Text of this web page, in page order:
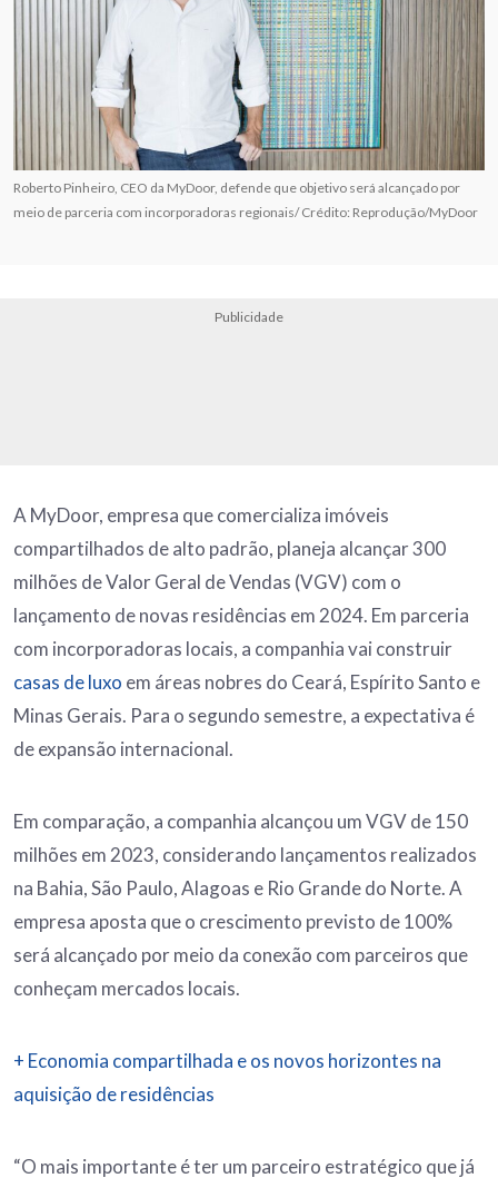
Roberto Pinheiro, CEO da MyDoor, defende que objetivo será alcançado por
meio de parceria com incorporadoras regionais/ Crédito: Reprodução/MyDoor
Publicidade
A MyDoor, empresa que comercializa imóveis
compartilhados de alto padrão, planeja alcançar 300
milhões de Valor Geral de Vendas (VGV) com o
lançamento de novas residências em 2024. Em parceria
com incorporadoras locais, a companhia vai construir
casas de luxo em áreas nobres do Ceará, Espírito Santo e
Minas Gerais. Para o segundo semestre, a expectativa é
de expansão internacional.
Em comparação, a companhia alcançou um VGV de 150
milhões em 2023, considerando lançamentos realizados
na Bahia, São Paulo, Alagoas e Rio Grande do Norte. A
empresa aposta que o crescimento previsto de 100%
será alcançado por meio da conexão com parceiros que
conheçam mercados locais.
+ Economia compartilhada e os novos horizontes na
aquisição de residências
“O mais importante é ter um parceiro estratégico que já